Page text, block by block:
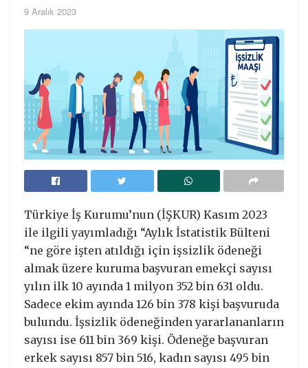
9 Aralık 2023
Türkiye İş Kurumu’nun (İŞKUR) Kasım 2023
ile ilgili yayımladığı “Aylık İstatistik Bülteni
“ne göre işten atıldığı için işsizlik ödeneği
almak üzere kuruma başvuran emekçi sayısı
yılın ilk 10 ayında 1 milyon 352 bin 631 oldu.
Sadece ekim ayında 126 bin 378 kişi başvuruda
bulundu. İşsizlik ödeneğinden yararlananların
sayısı ise 611 bin 369 kişi. Ödeneğe başvuran
erkek sayısı 857 bin 516, kadın sayısı 495 bin